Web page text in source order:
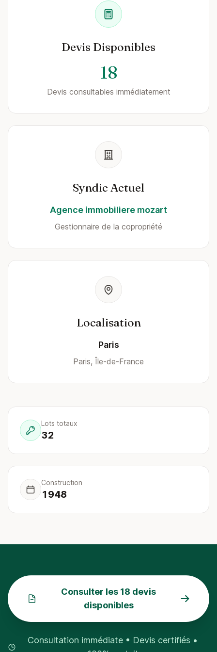
Devis Disponibles
18
Devis consultables immédiatement
Syndic Actuel
Agence immobiliere mozart
Gestionnaire de la copropriété
Localisation
Paris
Paris, Île-de-France
Lots totaux
32
Construction
1948
Consulter les 18 devis
disponibles
Consultation immédiate • Devis certifiés •